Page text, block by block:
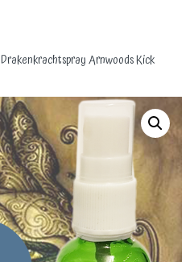
Drakenkrachtspray Arnwoods Kick